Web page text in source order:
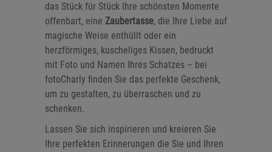
das Stück für Stück Ihre schönsten Momente
offenbart, eine Zaubertasse, die Ihre Liebe auf
magische Weise enthüllt oder ein
herzförmiges, kuscheliges Kissen, bedruckt
mit Foto und Namen Ihres Schatzes – bei
fotoCharly finden Sie das perfekte Geschenk,
um zu gestalten, zu überraschen und zu
schenken.
Lassen Sie sich inspirieren und kreieren Sie
Ihre perfekten Erinnerungen die Sie und Ihren